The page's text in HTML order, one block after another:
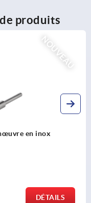
produits
avec bouton de
22,75 €